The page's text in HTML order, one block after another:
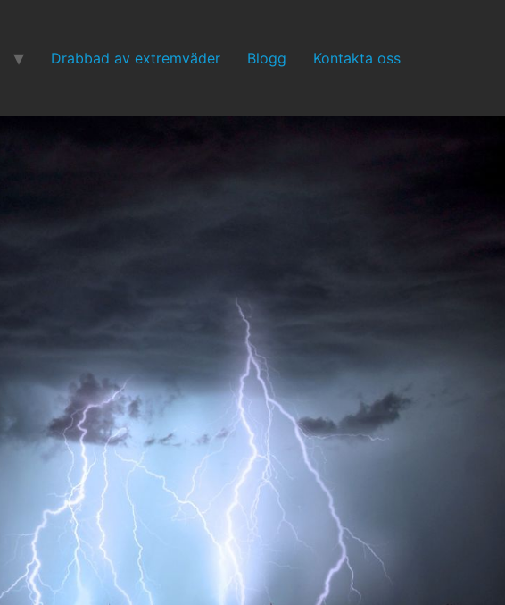
Drabbad av extremväder Blogg Kontakta oss